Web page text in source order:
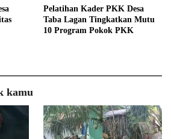
Pelatihan Kader PKK Desa
Taba Lagan Tingkatkan Mutu
10 Program Pokok PKK
kamu